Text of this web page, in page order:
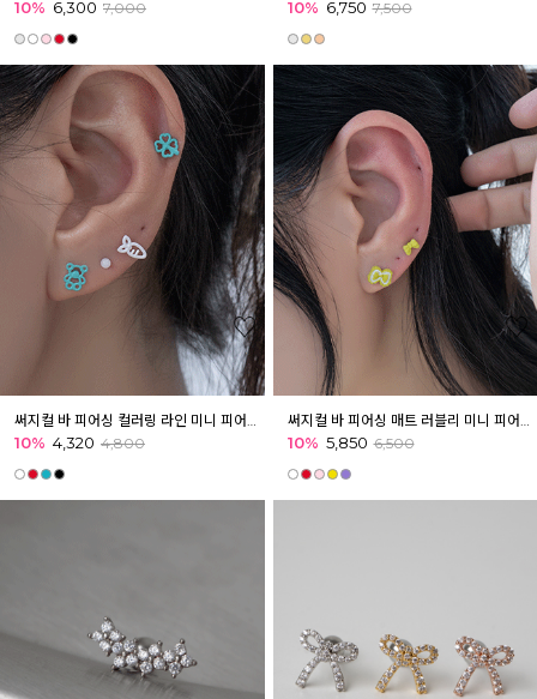
10% 6,300 7,000 10% 6,750 7,500
10% 4,320 4,800 10% 5,850 6,500